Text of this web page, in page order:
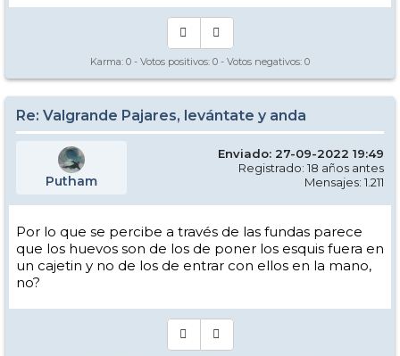
Karma: 0 - Votos positivos: 0 - Votos negativos: 0
Re: Valgrande Pajares, levántate y anda
Putham
Enviado: 27-09-2022 19:49
Registrado: 18 años antes
Mensajes: 1.211
Por lo que se percibe a través de las fundas parece
que los huevos son de los de poner los esquis fuera en
un cajetin y no de los de entrar con ellos en la mano,
no?